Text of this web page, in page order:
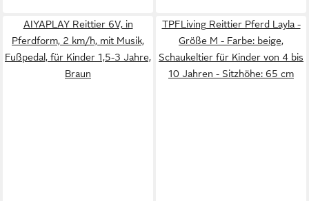
AIYAPLAY Reittier 6V, in
Pferdform, 2 km/h, mit Musik,
Fußpedal, für Kinder 1,5-3 Jahre,
Braun
TPFLiving Reittier Pferd Layla -
Größe M - Farbe: beige,
Schaukeltier für Kinder von 4 bis
10 Jahren - Sitzhöhe: 65 cm